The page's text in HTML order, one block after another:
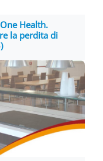
Health.
la perdita di